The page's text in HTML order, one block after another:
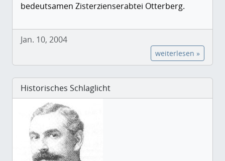
bedeutsamen Zisterzienserabtei Otterberg.
Jan. 10, 2004
weiterlesen »
Historisches Schlaglicht